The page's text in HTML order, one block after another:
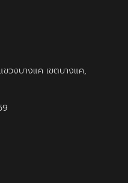
วงบางแค เขตบางแค,